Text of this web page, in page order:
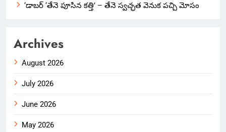
‘డాబర్ ‘తేనె పూసిన కత్తి’ – తేనె స్వచ్ఛత వెనుక పచ్చి మోసం
Archives
August 2026
July 2026
June 2026
May 2026